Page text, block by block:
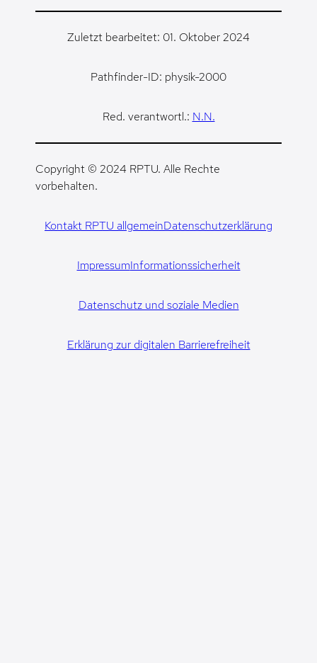
Zuletzt bearbeitet: 01. Oktober 2024
Pathfinder-ID: physik-2000
Red. verantwortl.: N.N.
Copyright © 2024 RPTU. Alle Rechte
vorbehalten.
Kontakt RPTU allgemeinDatenschutzerklärung
ImpressumInformationssicherheit
Datenschutz und soziale Medien
Erklärung zur digitalen Barrierefreiheit